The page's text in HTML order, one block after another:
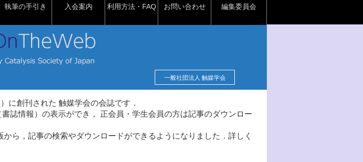
執筆の手引き 入会案内 利用方法・FAQ お問い合わせ 編集委員会
一般社団法人 触媒学会
に創刊された 触媒学会の会誌です．
誌情報）の表示ができ， 正会員・学生会員の方は記事のダウンロー
ら，記事の検索やダウンロードができるようになりました．詳しく